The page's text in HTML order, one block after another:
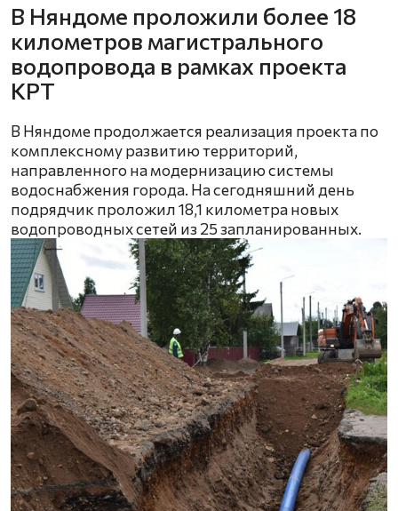
В Няндоме проложили более 18
километров магистрального
водопровода в рамках проекта
КРТ
В Няндоме продолжается реализация проекта по
комплексному развитию территорий,
направленного на модернизацию системы
водоснабжения города. На сегодняшний день
подрядчик проложил 18,1 километра новых
водопроводных сетей из 25 запланированных.